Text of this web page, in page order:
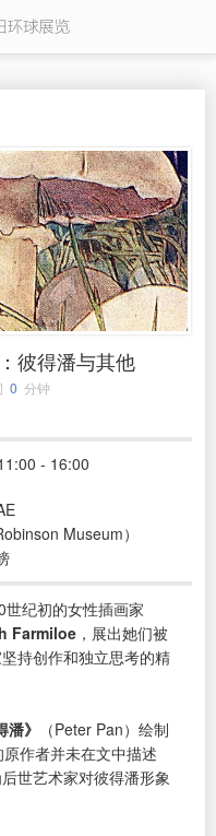
彼得潘与其他
0 分钟
- 16:00
Museum）
纪初的女性插画家
Farmiloe ，展出她们被
持创作和独立思考的精
潘》
（Peter Pan）绘制
作者并未在文中描述
世艺术家对彼得潘形象